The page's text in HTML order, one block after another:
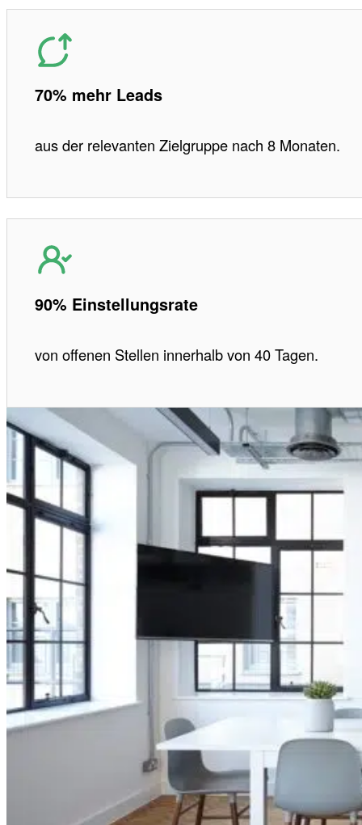
70% mehr Leads
aus der relevanten Zielgruppe nach 8 Monaten.
90% Einstellungsrate
von offenen Stellen innerhalb von 40 Tagen.